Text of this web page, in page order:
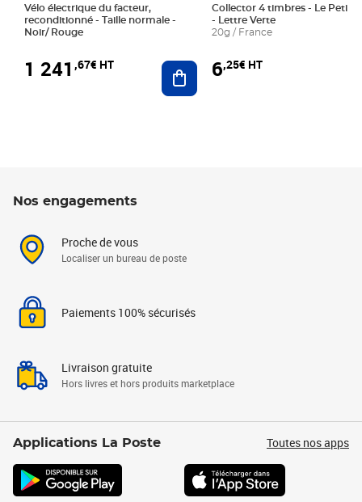
Vélo électrique du facteur,
reconditionné - Taille normale -
Noir/ Rouge
1 241 ,67€ HT Ajouter au panier
Collector 4 timbres - Le Petit
- Lettre Verte
20g / France
6,25€ HT
Nos engagements
Proche de vous
Localiser un bureau de poste
Paiements 100% sécurisés
Livraison gratuite
Hors livres et hors produits marketplace
Applications La Poste Toutes nos apps